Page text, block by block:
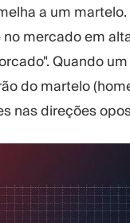
a um
mercado em
Quando
do martelo
nas direções